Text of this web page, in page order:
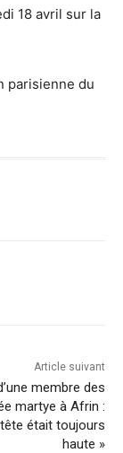
18 avril sur la
parisienne du
Article suivant
membre des
martye à Afrin :
tête était toujours
haute »